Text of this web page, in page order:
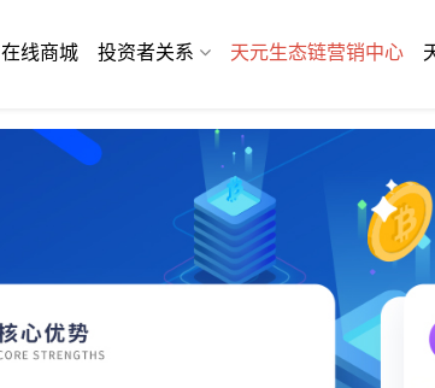
在线商城 投资者关系 天元生态链营销中心